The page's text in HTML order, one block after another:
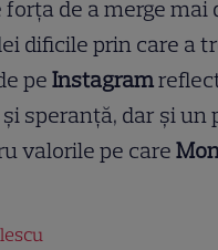
forța de a merge mai
dificile prin care a
peInstagram
speranță, dar și un
valorile pe care